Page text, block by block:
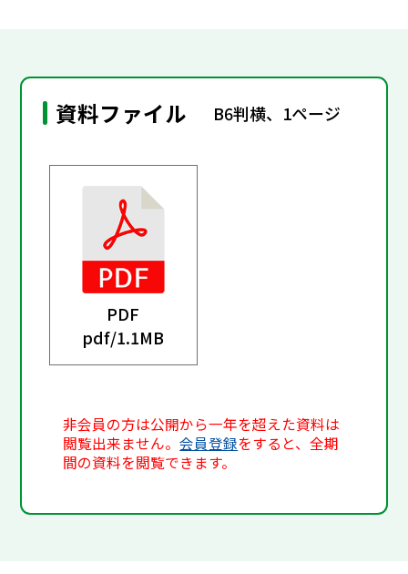
資料ファイル B6判横、1ページ
PDF
pdf/1.1MB
非会員の方は公開から一年を超えた資料は
閲覧出来ません。会員登録をすると、全期
間の資料を閲覧できます。